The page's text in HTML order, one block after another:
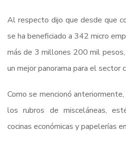
Al respecto dijo que desde que
se ha beneficiado a 342 micro
más de 3 millones 200 mil
un mejor panorama para el sector
Como se mencionó
los rubros de misceláneas,
cocinas económicas y papelerías